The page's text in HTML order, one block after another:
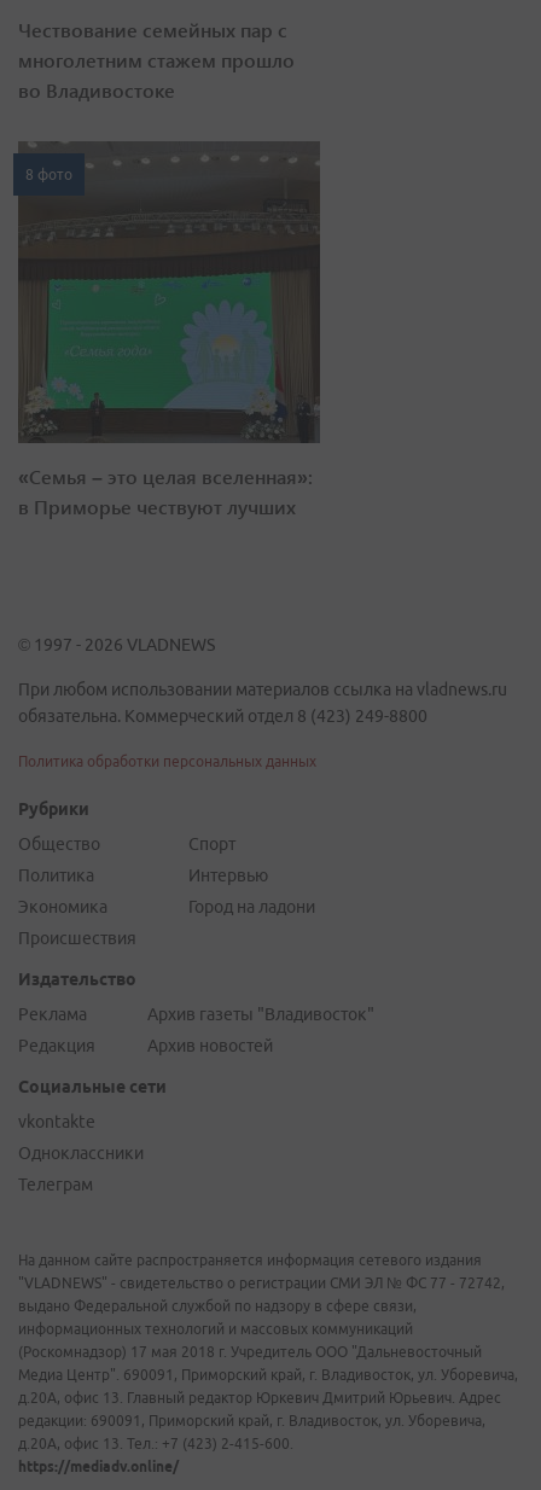
Чествование семейных пар с
многолетним стажем прошло
во Владивостоке
8 фото
«Семья – это целая вселенная»:
в Приморье чествуют лучших
© 1997 - 2026 VLADNEWS
При любом использовании материалов ссылка на vladnews.ru
обязательна. Коммерческий отдел 8 (423) 249-8800
Политика обработки персональных данных
Рубрики
Общество
Политика
Экономика
Происшествия
Спорт
Интервью
Город на ладони
Издательство
Реклама
Редакция
Архив газеты "Владивосток"
Архив новостей
Социальные сети
vkontakte
Одноклассники
Телеграм
На данном сайте распространяется информация сетевого издания
"VLADNEWS" - свидетельство о регистрации СМИ ЭЛ № ФС 77 - 72742,
выдано Федеральной службой по надзору в сфере связи,
информационных технологий и массовых коммуникаций
(Роскомнадзор) 17 мая 2018 г. Учредитель ООО "Дальневосточный
Медиа Центр". 690091, Приморский край, г. Владивосток, ул. Уборевича,
д.20А, офис 13. Главный редактор Юркевич Дмитрий Юрьевич. Адрес
редакции: 690091, Приморский край, г. Владивосток, ул. Уборевича,
д.20А, офис 13. Тел.: +7 (423) 2-415-600.
https://mediadv.online/